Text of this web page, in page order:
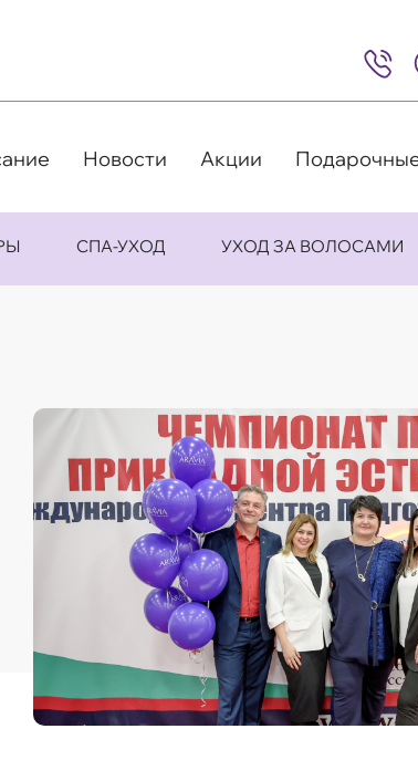
8
(495)
505-
98
Новости Акции
СПА-УХОД УХОД ЗА ВОЛОСАМИ